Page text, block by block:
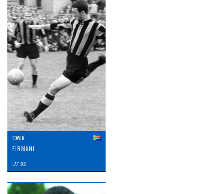
EDWIN
FIRMANI
LAT: 93